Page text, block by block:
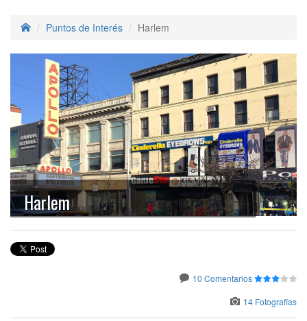
Puntos de Interés Harlem
Harlem
10 Comentarios
14 Fotografías